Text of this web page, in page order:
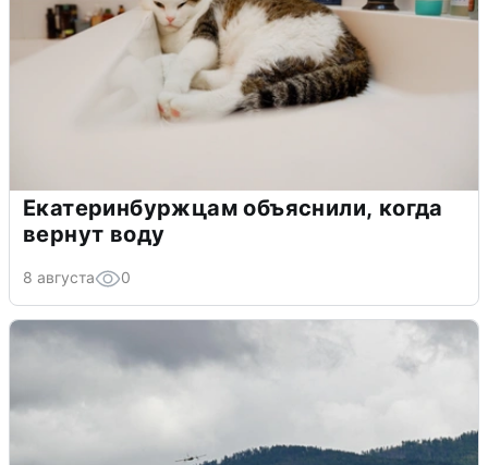
Екатеринбуржцам объяснили, когда
вернут воду
8 августа 0